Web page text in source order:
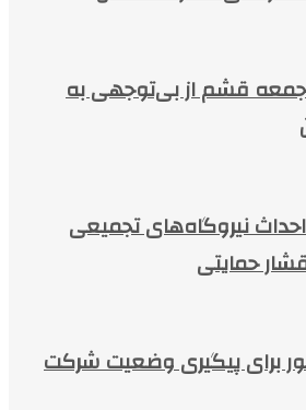
جمعه قشم از بی‌توجهی به
احداث نیروگاه‌های تجمیعی
حمایتی
برای پیگیری وضعیت شرکت